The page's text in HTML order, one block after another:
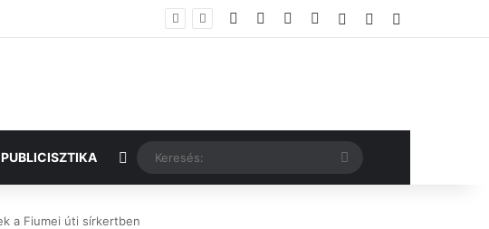
Facebook YouTubeInstagramBelépésVéletlen cikk
PUBLICISZTIKA Véletlen cikk
a Fiumei úti sírkertben